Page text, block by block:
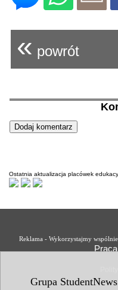
Grupa
« powrót
Ostatnia aktualizacja placówek
Reklama - Wykorzystajmy wspólnie